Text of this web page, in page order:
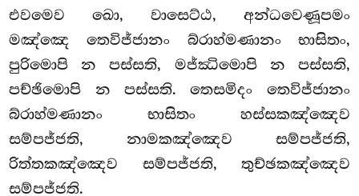
එවමෙව ඛො, වාසෙට්ඨ, අන්ධවෙණූපමං
මඤ්ඤෙ තෙවිජ්ජානං බ්රාහ්මණානං භාසිතං,
පුරිමොපි න පස්සති, මජ්ඣිමොපි න පස්සති,
පච්ඡිමොපි න පස්සති. තෙසමිදං තෙවිජ්ජානං
බ්රාහ්මණානං භාසිතං හස්සකඤ්ඤෙව
සම්පජ්ජති, නාමකඤ්ඤෙව සම්පජ්ජති,
රිත්තකඤ්ඤෙව සම්පජ්ජති, තුච්ඡකඤ්ඤෙව
සම්පජ්ජති.